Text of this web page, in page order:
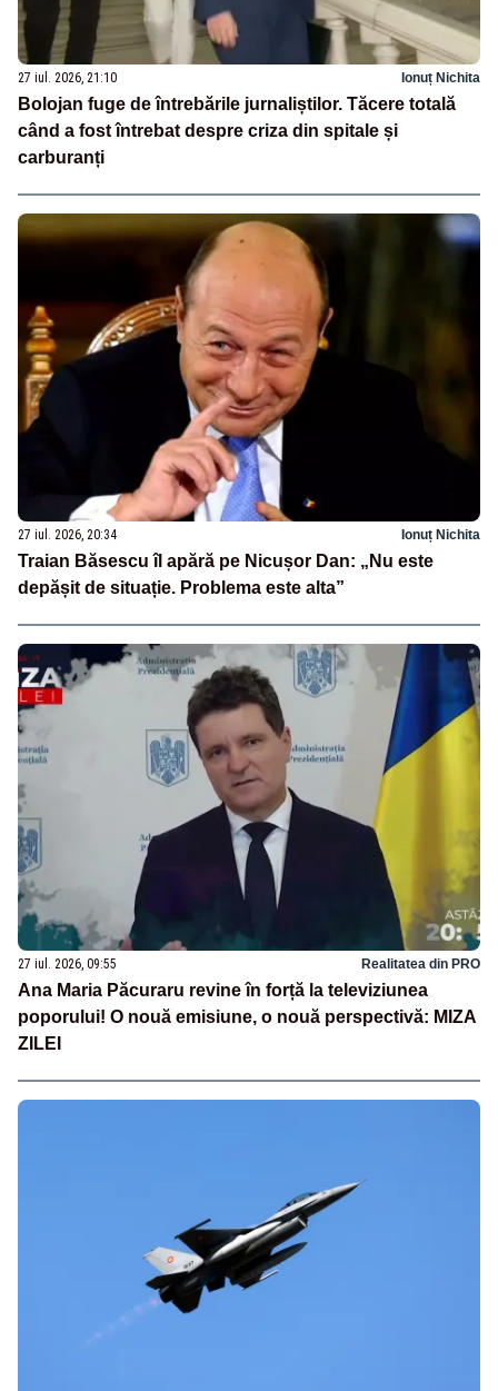
27 iul. 2026, 21:10 Ionuț Nichita
Bolojan fuge de întrebările jurnaliștilor. Tăcere totală
când a fost întrebat despre criza din spitale și
carburanți
27 iul. 2026, 20:34 Ionuț Nichita
Traian Băsescu îl apără pe Nicușor Dan: „Nu este
depășit de situație. Problema este alta”
27 iul. 2026, 09:55 Realitatea din PRO
Ana Maria Păcuraru revine în forță la televiziunea
poporului! O nouă emisiune, o nouă perspectivă: MIZA
ZILEI